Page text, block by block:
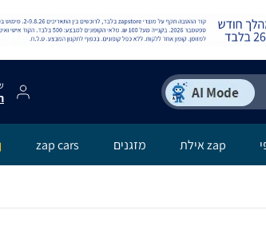
zap אילת מזגנים zap cars